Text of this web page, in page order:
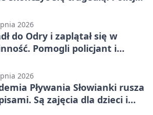
2026
do Odry i zaplątał się w
Pomogli policjant i
2026
Pływania Słowianki rusza
Są zajęcia dla dzieci i